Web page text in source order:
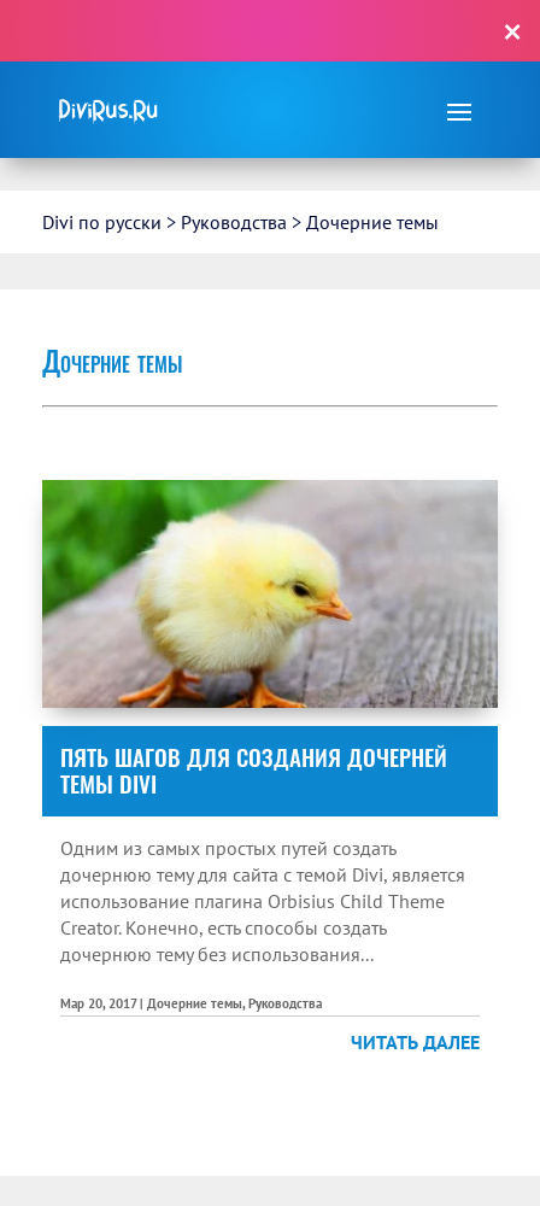
×
Divi по русски > Руководства > Дочерние темы
Дочерние темы
ПЯТЬ ШАГОВ ДЛЯ СОЗДАНИЯ ДОЧЕРНЕЙ
ТЕМЫ DIVI
Мар 20, 2017| Дочерние темы,Руководства
Одним из самых простых путей создать
дочернюю тему для сайта с темой Divi, является
использование плагина Orbisius Child Theme
Creator. Конечно, есть способы создать
дочернюю тему без использования...
ЧИТАТЬ ДАЛЕЕ